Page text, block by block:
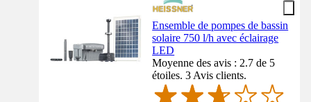
Ensemble de pompes de bassin
solaire 750 l/h avec éclairage
LED
Moyenne des avis : 2.7 de 5
étoiles. 3 Avis clients.